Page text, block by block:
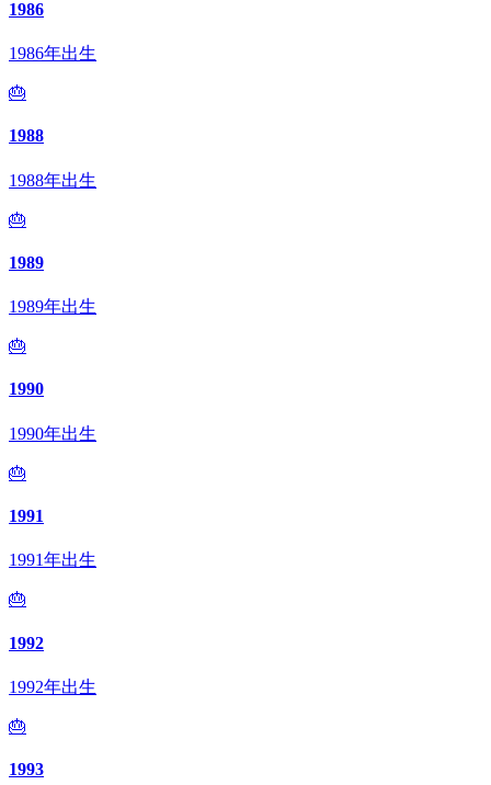
1986
1986年出生
🎂
1988
1988年出生
🎂
1989
1989年出生
🎂
1990
1990年出生
🎂
1991
1991年出生
🎂
1992
1992年出生
🎂
1993